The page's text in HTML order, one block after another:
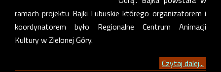
ramach projektu Bajki Lubuskie którego organizatorem i
koordynatorem było Regionalne Centrum Animacji
Kultury w Zielonej Góry.
Czytaj dalej...